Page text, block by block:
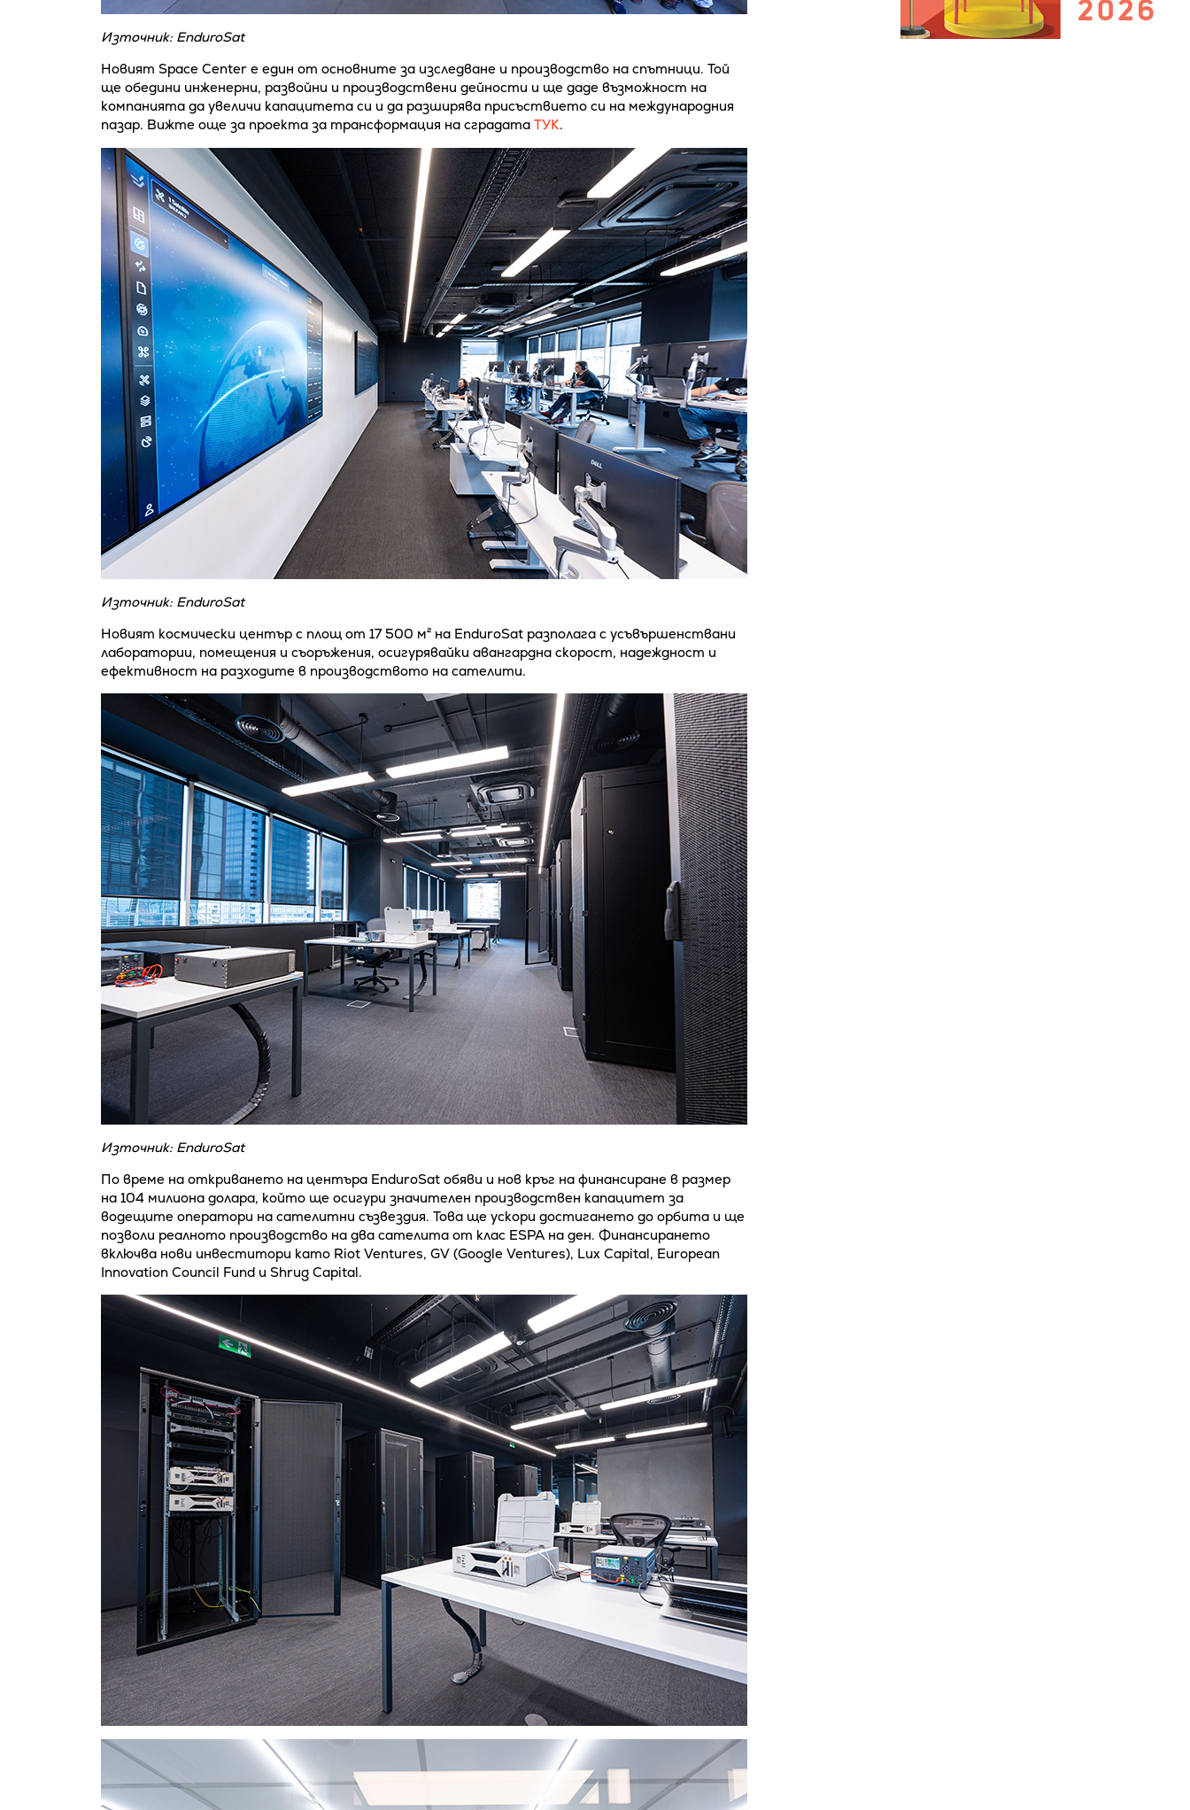
Източник: EnduroSat
Новият Space Center е един от основните за изследване и производство на спътници. Той
ще обедини инженерни, развойни и производствени дейности и ще даде възможност на
компанията да увеличи капацитета си и да разширява присъствието си на международния
пазар. Вижте още за проекта за трансформация на сградата ТУК.
Източник: EnduroSat
Новият космически център с площ от 17 500 м² на EnduroSat разполага с усъвършенствани
лаборатории, помещения и съоръжения, осигурявайки авангардна скорост, надеждност и
ефективност на разходите в производството на сателити.
Източник: EnduroSat
По време на откриването на центъра EnduroSat обяви и нов кръг на финансиране в размер
на 104 милиона долара, който ще осигури значителен производствен капацитет за
водещите оператори на сателитни съзвездия. Това ще ускори достигането до орбита и ще
позволи реалното производство на два сателита от клас ESPA на ден. Финансирането
включва нови инвеститори като Riot Ventures, GV (Google Ventures), Lux Capital, European
Innovation Council Fund и Shrug Capital.